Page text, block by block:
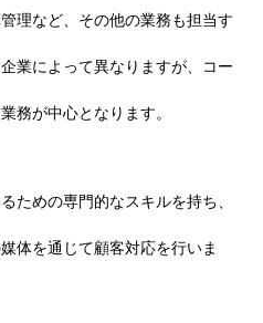
理など、その他の業務も担当す
業によって異なりますが、コー
務が中心となります。
ための専門的なスキルを持ち、
体を通じて顧客対応を行いま